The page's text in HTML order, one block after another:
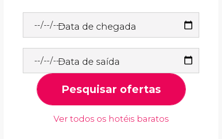
Data de chegada
Data de saída
Pesquisar ofertas
Ver todos os hotéis baratos